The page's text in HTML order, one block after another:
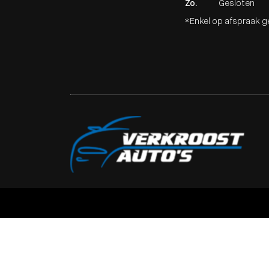
Zo.
Gesloten
*Enkel op afspraak